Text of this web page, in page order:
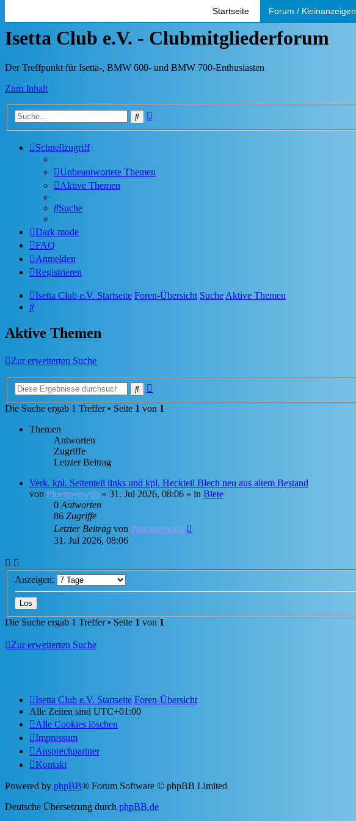
Startseite Forum / Kleinanzeigen
Isetta Club e.V. - Clubmitgliederforum
Der Treffpunkt für Isetta-, BMW 600- und BMW 700-Enthusiasten
Zum Inhalt
Suche
Schnellzugriff
Unbeantwortete Themen
Aktive Themen
Suche
Dark mode
FAQ
Anmelden
Registrieren
Isetta Club e.V. Startseite Foren-Übersicht Suche Aktive Themen
Suche
Aktive Themen
Zur erweiterten Suche
Suche
Die Suche ergab 1 Treffer • Seite 1 von 1
Themen
Antworten
Zugriffe
Letzter Beitrag
Verk. kpl. Seitenteil links und kpl. Heckteil Blech neu aus altem Bestand
von Pluennenwilli » 31. Jul 2026, 08:06 » in Biete
0Antworten
86 Zugriffe
Letzter Beitrag von Pluennenwilli
31. Jul 2026, 08:06
Anzeigen:
Die Suche ergab 1 Treffer • Seite 1 von 1
Zur erweiterten Suche
Isetta Club e.V. Startseite Foren-Übersicht
Alle Zeiten sind UTC+01:00
Alle Cookies löschen
Impressum
Ansprechpartner
Kontakt
Powered by phpBB® Forum Software © phpBB Limited
Deutsche Übersetzung durch phpBB.de